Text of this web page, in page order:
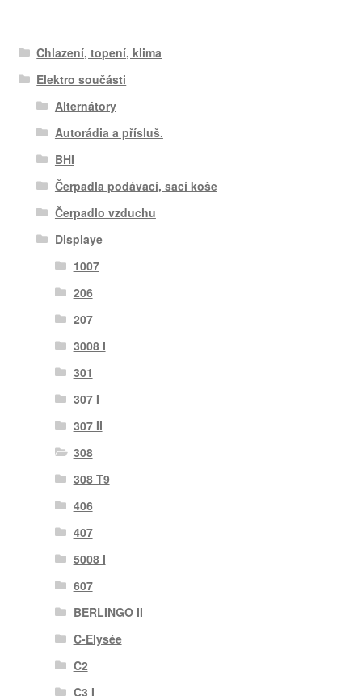
Chlazení, topení, klima
Elektro součásti
Alternátory
Autorádia a přísluš.
BHI
Čerpadla podávací, sací koše
Čerpadlo vzduchu
Displaye
1007
206
207
3008 I
301
307 I
307 II
308
308 T9
406
407
5008 I
607
BERLINGO II
C-Elysée
C2
C3 I